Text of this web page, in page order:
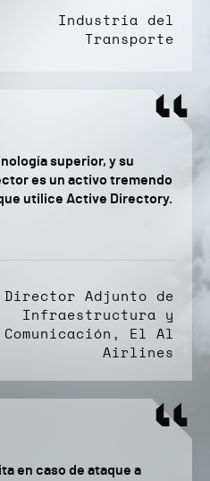
Industria del
Transporte
superior, y su
es un activo tremendo
utilice Active Directory.
Director Adjunto de
Infraestructura y
Comunicación, El Al
Airlines
en caso de ataque a